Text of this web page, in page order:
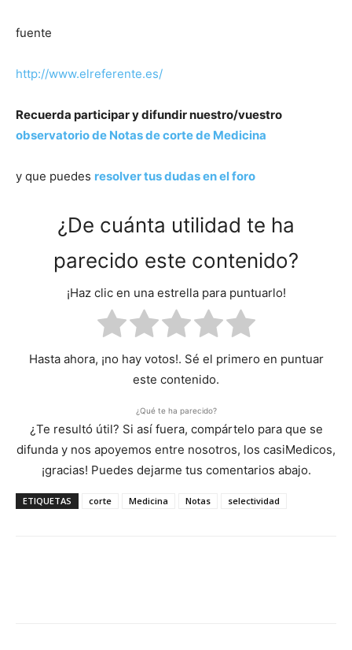
fuente
http://www.elreferente.es/
Recuerda participar y difundir nuestro/vuestro
observatorio de Notas de corte de Medicina
y que puedes resolver tus dudas en el foro
¿De cuánta utilidad te ha
parecido este contenido?
¡Haz clic en una estrella para puntuarlo!
Hasta ahora, ¡no hay votos!. Sé el primero en puntuar
este contenido.
¿Qué te ha parecido?
¿Te resultó útil? Si así fuera, compártelo para que se
difunda y nos apoyemos entre nosotros, los casiMedicos,
¡gracias! Puedes dejarme tus comentarios abajo.
ETIQUETAS corte Medicina Notas selectividad